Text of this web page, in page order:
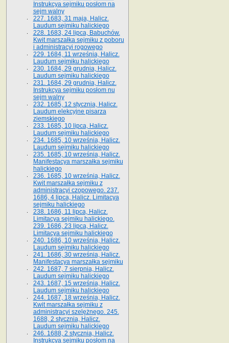
Instrukcya sejmiku posłom na
sejm walny
227. 1683, 31 maja, Halicz.
Laudum sejmiku halickiego
228. 1683, 24 lipca, Babuchów.
Kwit marszałka sejmiku z poboru
i administracyi rogowego
229. 1684, 11 września, Halicz.
Laudum sejmiku halickiego
230. 1684, 29 grudnia, Halicz.
Laudum sejmiku halickiego
231. 1684, 29 grudnia, Halicz.
Instrukcya sejmiku posłom nu
sejm walny
232. 1685, 12 stycznia, Halicz.
Laudum elekcyjne pisarza
ziemskiego
233. 1685, 10 lipca, Halicz.
Laudum sejmiku halickiego
234. 1685, 10 września, Halicz.
Laudum sejmiku halickiego
235. 1685, 10 września, Halicz.
Manifestacya marszałka sejmiku
halickiego
236. 1685, 10 września, Halicz.
Kwit marszałka sejmiku z
administracyi czopowego. 237.
1686, 4 lipca, Halicz. Limitacya
sejmiku halickiego
238. 1686, 11 lipca, Halicz.
Limitacya sejmiku halickiego.
239. 1686, 23 lipca, Halicz.
Limitacya sejmiku halickiego
240. 1686, 10 września, Halicz.
Laudum sejmiku halickiego
241. 1686, 30 września, Halicz.
Manifestacya marszałka sejmiku
242. 1687, 7 sierpnia, Halicz.
Laudum sejmiku halickiego
243. 1687, 15 września, Halicz.
Laudum sejmiku halickiego
244. 1687, 18 września, Halicz.
Kwit marszałka sejmiku z
administracyi szelężnego. 245.
1688, 2 stycznia, Halicz.
Laudum sejmiku halickiego
246. 1688, 2 stycznia, Halicz.
Instrukcya sejmiku posłom na